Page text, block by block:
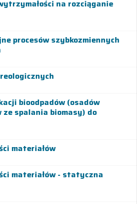
na rozciąganie
procesów szybkozmiennych
bioodpadów (osadów
ze spalania biomasy) do
materiałów
materiałów - statyczna